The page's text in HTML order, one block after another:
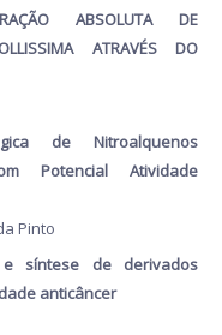
ABSOLUTA DE
ATRAVÉS DO
de Nitroalquenos
Potencial Atividade
Pinto
síntese de derivados
anticâncer